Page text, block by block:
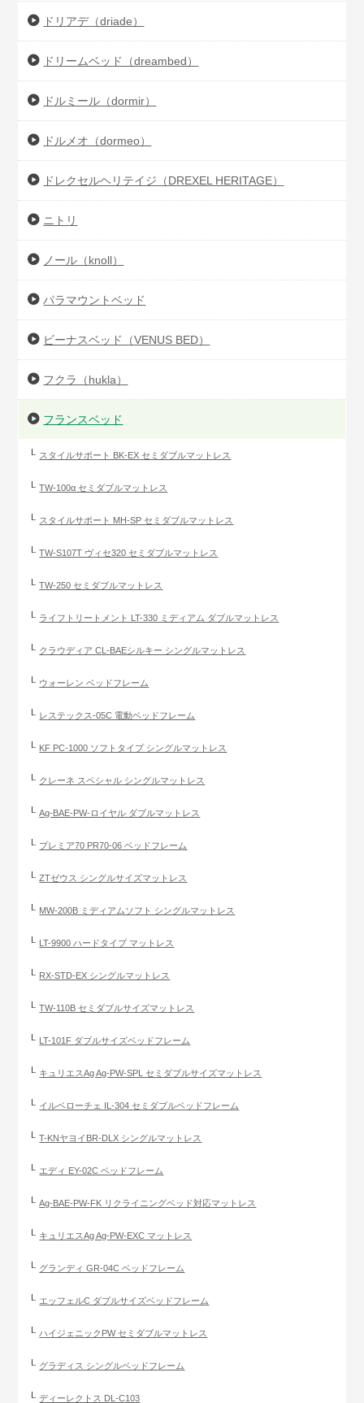
ドリアデ（driade）
ドリームベッド（dreambed）
ドルミール（dormir）
ドルメオ（dormeo）
ドレクセルヘリテイジ（DREXEL HERITAGE）
ニトリ
ノール（knoll）
パラマウントベッド
ビーナスベッド（VENUS BED）
フクラ（hukla）
フランスベッド
スタイルサポート BK-EX セミダブルマットレス
TW-100α セミダブルマットレス
スタイルサポート MH-SP セミダブルマットレス
TW-S107T ヴィセ320 セミダブルマットレス
TW-250 セミダブルマットレス
ライフトリートメント LT-330 ミディアム ダブルマットレス
クラウディア CL-BAEシルキー シングルマットレス
ウォーレン ベッドフレーム
レステックス-05C 電動ベッドフレーム
KF PC-1000 ソフトタイプ シングルマットレス
クレーネ スペシャル シングルマットレス
Ag-BAE-PW-ロイヤル ダブルマットレス
プレミア70 PR70-06 ベッドフレーム
ZTゼウス シングルサイズマットレス
MW-200B ミディアムソフト シングルマットレス
LT-9900 ハードタイプ マットレス
RX-STD-EX シングルマットレス
TW-110B セミダブルサイズマットレス
LT-101F ダブルサイズベッドフレーム
キュリエスAg Ag-PW-SPL セミダブルサイズマットレス
イルベローチェ IL-304 セミダブルベッドフレーム
T-KNヤヨイBR-DLX シングルマットレス
エディ EY-02C ベッドフレーム
Ag-BAE-PW-FK リクライニングベッド対応マットレス
キュリエスAg Ag-PW-EXC マットレス
グランディ GR-04C ベッドフレーム
エッフェルC ダブルサイズベッドフレーム
ハイジェニックPW セミダブルマットレス
グラディス シングルベッドフレーム
ディーレクトス DL-C103